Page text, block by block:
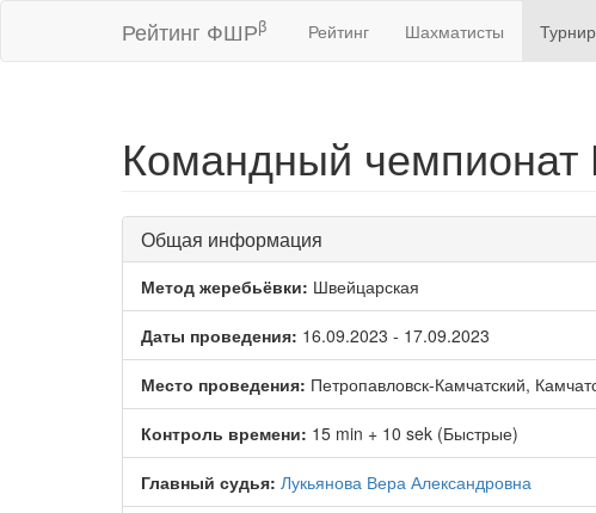
Рейтинг ФШРβ Рейтинг Шахматисты
Командный чемпионат
Общая информация
Метод жеребьёвки: Швейцарская
Даты проведения: 16.09.2023 - 17.09.2023
Место проведения: Петропавловск-Камчатский,
Контроль времени: 15 min + 10 sek (Быстрые)
Главный судья: Лукьянова Вера Александровна